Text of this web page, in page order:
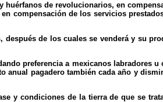
de revolucionarios, en
compensación de los servicios
de los cuales se venderá y su
preferencia a mexicanos labradores
anual pagadero también cada año y
y condiciones de la tierra de que se